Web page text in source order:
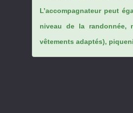
L’accompagnateur peut
niveau de la randonnée,
vêtements adaptés),